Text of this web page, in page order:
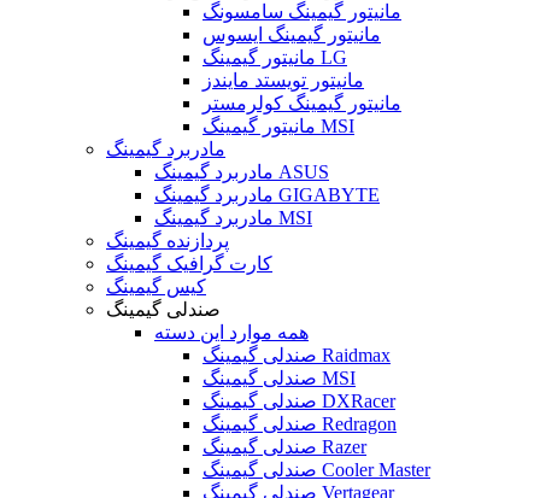
مانیتور گیمینگ سامسونگ
مانیتور گیمینگ ایسوس
مانیتور گیمینگ LG
مانیتور تویستد مایندز
مانیتور گیمینگ کولرمستر
مانیتور گیمینگ MSI
مادربرد گیمینگ
مادربرد گیمینگ ASUS
مادربرد گیمینگ GIGABYTE
مادربرد گیمینگ MSI
پردازنده گیمینگ
کارت گرافیک گیمینگ
کیس گیمینگ
صندلی گیمینگ
همه موارد این دسته
صندلی گیمینگ Raidmax
صندلی گیمینگ MSI
صندلی گیمینگ DXRacer
صندلی گیمینگ Redragon
صندلی گیمینگ Razer
صندلی گیمینگ Cooler Master
صندلی گیمینگ Vertagear